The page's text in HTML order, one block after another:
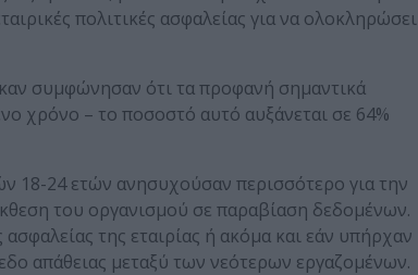
πολιτικές ασφαλείας για να ολοκληρώσει
συμφώνησαν ότι τα προφανή σημαντικά
χρόνο – το ποσοστό αυτό αυξάνεται σε 64%
18-24 ετών ανησυχούσαν περισσότερο για την
του οργανισμού σε παραβίαση δεδομένων.
ασφαλείας της εταιρίας ή ακόμα και εάν υπήρχαν
απάθειας μεταξύ των νεότερων εργαζομένων.